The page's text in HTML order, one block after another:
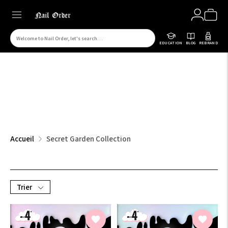
EDUCATION BLOG REBRAND
Rechercher
Accueil Secret Garden Collection
Trier